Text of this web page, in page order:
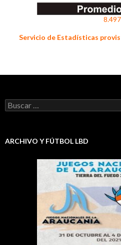
8.497
Servicio de Estadísticas
Buscar:
ARCHIVO Y FÚTBOL LBD